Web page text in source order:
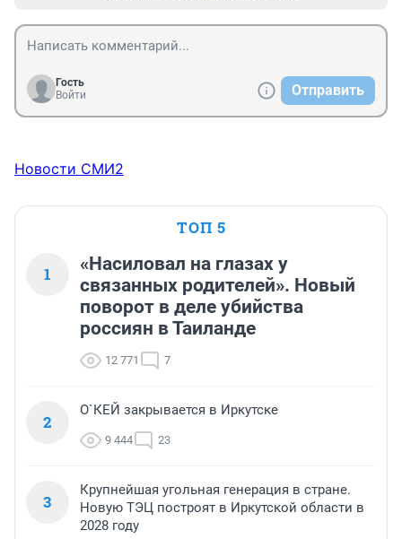
Гость
Войти
Отправить
Новости СМИ2
ТОП 5
1
«Насиловал на глазах у
связанных родителей». Новый
поворот в деле убийства
россиян в Таиланде
12 771 7
2
О`КЕЙ закрывается в Иркутске
9 444 23
3
Крупнейшая угольная генерация в стране.
Новую ТЭЦ построят в Иркутской области в
2028 году